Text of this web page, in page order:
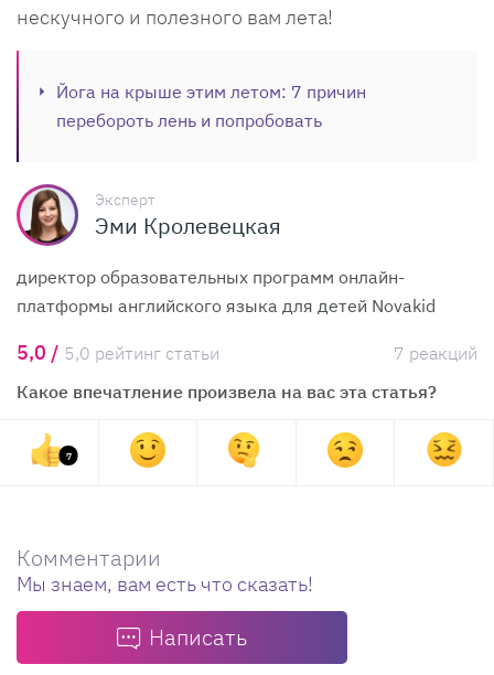
нескучного и полезного вам лета!
Йога на крыше этим летом: 7 причин
перебороть лень и попробовать
Эксперт
Эми Кролевецкая
директор образовательных программ онлайн-
платформы английского языка для детей Novakid
5,0 / 5,0 рейтинг статьи
7 реакций
Какое впечатление произвела на вас эта статья?
7
Комментарии
Мы знаем, вам есть что сказать!
Написать